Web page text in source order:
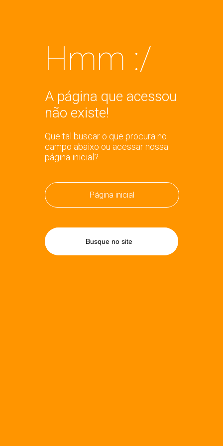
Hmm :/
A página que acessou
não existe!
Que tal buscar o que procura no
campo abaixo ou acessar nossa
página inicial?
Página inicial